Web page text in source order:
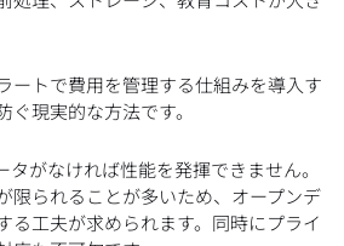
ートで費用を管理する仕組みを導入す
現実的な方法です。
がなければ性能を発揮できません。
限られることが多いため、オープンデ
る工夫が求められます。同時にプライ